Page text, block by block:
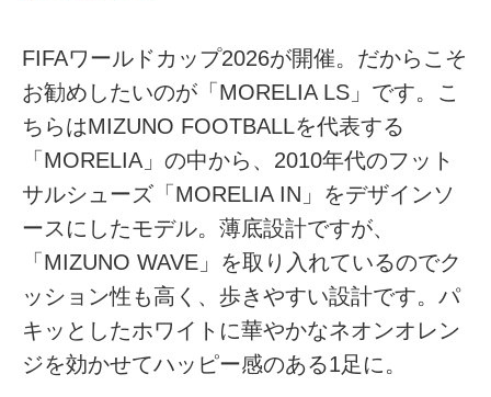
FIFAワールドカップ2026が開催。だからこそ
お勧めしたいのが「MORELIA LS」です。こ
ちらはMIZUNO FOOTBALLを代表する
「MORELIA」の中から、2010年代のフット
サルシューズ「MORELIA IN」をデザインソ
ースにしたモデル。薄底設計ですが、
「MIZUNO WAVE」を取り入れているのでク
ッション性も高く、歩きやすい設計です。パ
キッとしたホワイトに華やかなネオンオレン
ジを効かせてハッピー感のある1足に。